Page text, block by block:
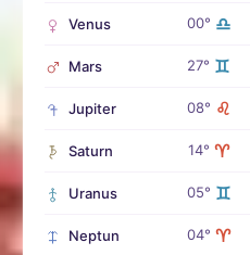
Venus 00° ♎
Mars 27° ♊
Jupiter 08° ♌
Saturn 14° ♈
Uranus 05° ♊
Neptun 04° ♈